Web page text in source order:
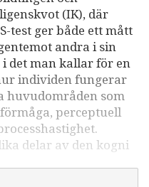
(IK), där
test ger både ett mått
andra i sin
det man kallar för en
individen fungerar
huvudområden som
perceptuell
delar av den kogni